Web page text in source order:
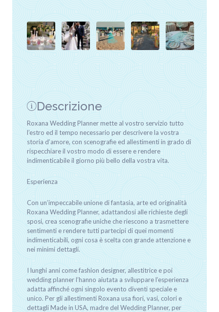
Descrizione
Roxana Wedding Planner mette al vostro servizio tutto
l’estro ed il tempo necessario per descrivere la vostra
storia d’amore, con scenografie ed allestimenti in grado di
rispecchiare il vostro modo di essere e rendere
indimenticabile il giorno più bello della vostra vita.
Esperienza
Con un’impeccabile unione di fantasia, arte ed originalità
Roxana Wedding Planner, adattandosi alle richieste degli
sposi, crea scenografie uniche che riescono a trasmettere
sentimenti e rendere tutti partecipi di quei momenti
indimenticabili, ogni cosa è scelta con grande attenzione e
nei minimi dettagli.
I lunghi anni come fashion designer, allestitrice e poi
wedding planner l’hanno aiutata a sviluppare l’esperienza
adatta affinché ogni singolo evento diventi speciale e
unico. Per gli allestimenti Roxana usa fiori, vasi, colori e
dettagli Made in USA, madre del Wedding Planner, per